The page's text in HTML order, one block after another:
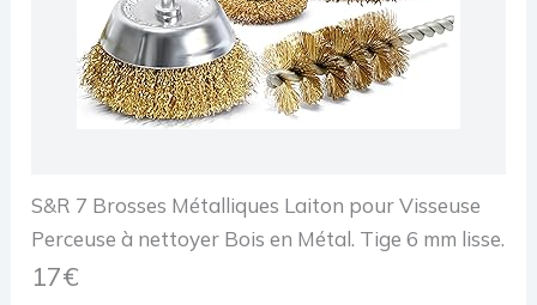
S&R 7 Brosses Métalliques Laiton pour Visseuse
Perceuse à nettoyer Bois en Métal. Tige 6 mm lisse.
17€